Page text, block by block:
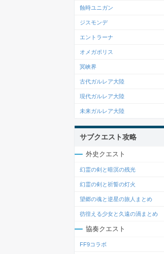
蝕時ユニガン
ジスモンデ
エントラーナ
オメガポリス
冥峡界
古代ガルレア大陸
現代ガルレア大陸
未来ガルレア大陸
サブクエスト攻略
外史クエスト
幻霊の剣と暗溟の残光
幻霊の剣と祈誓の灯火
望郷の魂と逆星の旅人まとめ
彷徨える少女と久遠の渦まとめ
協奏クエスト
FF9コラボ